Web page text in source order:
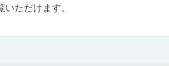
ただけます。